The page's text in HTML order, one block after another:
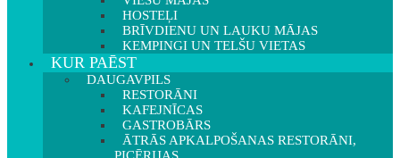
HOSTEĻI
BRĪVDIENU UN LAUKU MĀJAS
KEMPINGI UN TELŠU VIETAS
KUR PAĒST
DAUGAVPILS
RESTORĀNI
KAFEJNĪCAS
GASTROBĀRS
ĀTRĀS APKALPOŠANAS RESTORĀNI,